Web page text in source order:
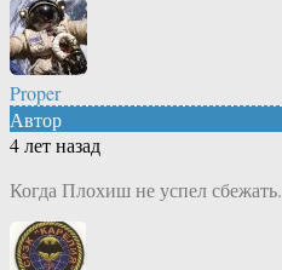
Proper
Автор
4 лет назад
Когда Плохиш не успел сбежать.